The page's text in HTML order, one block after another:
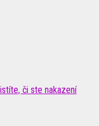
či ste nakazení